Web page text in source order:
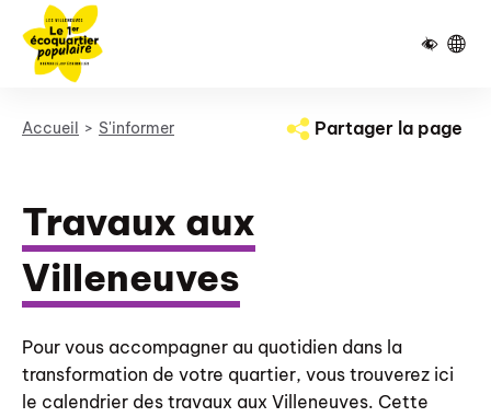
Accueil S'informer Partager la page
Travaux aux
Villeneuves
Pour vous accompagner au quotidien dans la
transformation de votre quartier, vous trouverez ici
le calendrier des travaux aux Villeneuves. Cette
Panneau de gestion des cookies